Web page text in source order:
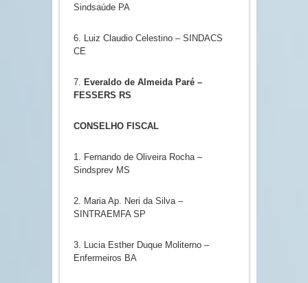
Sindsaúde PA
6. Luiz Claudio Celestino – SINDACS
CE
7. Everaldo de Almeida Paré –
FESSERS RS
CONSELHO FISCAL
1. Fernando de Oliveira Rocha –
Sindsprev MS
2. Maria Ap. Neri da Silva –
SINTRAEMFA SP
3. Lucia Esther Duque Moliterno –
Enfermeiros BA